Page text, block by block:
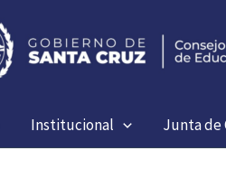
Institucional Junta de